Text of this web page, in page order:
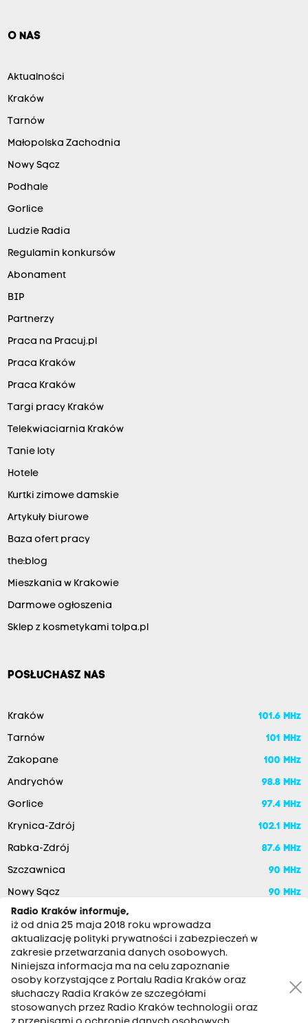
O NAS
Aktualności
Kraków
Tarnów
Małopolska Zachodnia
Nowy Sącz
Podhale
Gorlice
Ludzie Radia
Regulamin konkursów
Abonament
BIP
Partnerzy
Praca na Pracuj.pl
Praca Kraków
Praca Kraków
Targi pracy Kraków
Telekwiaciarnia Kraków
Tanie loty
Hotele
Kurtki zimowe damskie
Artykuły biurowe
Baza ofert pracy
the:blog
Mieszkania w Krakowie
Darmowe ogłoszenia
Sklep z kosmetykami tolpa.pl
POSŁUCHASZ NAS
Kraków 101.6 MHz
Tarnów 101 MHz
Zakopane 100 MHz
Andrychów 98.8 MHz
Gorlice 97.4 MHz
Krynica-Zdrój 102.1 MHz
Rabka-Zdrój 87.6 MHz
Szczawnica 90 MHz
Nowy Sącz 90 MHz
RADIO KRAKÓW SA. Aleja Juliusza Słowackiego 22, 30-007
Radio Kraków informuje,
iż od dnia 25 maja 2018 roku wprowadza
aktualizację polityki prywatności i zabezpieczeń w
zakresie przetwarzania danych osobowych.
Niniejsza informacja ma na celu zapoznanie
osoby korzystające z Portalu Radia Kraków oraz
słuchaczy Radia Kraków ze szczegółami
stosowanych przez Radio Kraków technologii oraz